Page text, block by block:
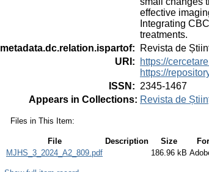
effective
Integrating
treatments.
metadata.dc.relation.ispartof:
Revista de
URI :
https://
https://
ISSN : 2345-1467
Appears in Collections: Revista de
Files in This Item:
File Description Size
MJHS_3_2024_A2_809.pdf
186.96 kB